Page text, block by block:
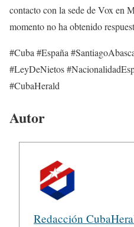
contacto con la sede de Vox en
momento no ha obtenido
#Cuba #España
#LeyDeNietos
#CubaHerald
Autor
Redacción